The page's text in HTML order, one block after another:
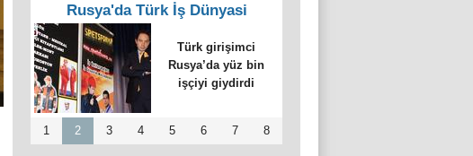
Rusya'da Türk İş Dünyasi
Rusya’da emlak kralı
listesinde üç Türk
1 2 3 4 5 6 7 8